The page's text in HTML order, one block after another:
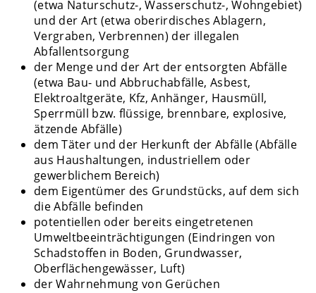
(etwa Naturschutz-, Wasserschutz-, Wohngebiet)
und der Art (etwa oberirdisches Ablagern,
Vergraben, Verbrennen) der illegalen
Abfallentsorgung
der Menge und der Art der entsorgten Abfälle
(etwa Bau- und Abbruchabfälle, Asbest,
Elektroaltgeräte, Kfz, Anhänger, Hausmüll,
Sperrmüll bzw. flüssige, brennbare, explosive,
ätzende Abfälle)
dem Täter und der Herkunft der Abfälle (Abfälle
aus Haushaltungen, industriellem oder
gewerblichem Bereich)
dem Eigentümer des Grundstücks, auf dem sich
die Abfälle befinden
potentiellen oder bereits eingetretenen
Umweltbeeinträchtigungen (Eindringen von
Schadstoffen in Boden, Grundwasser,
Oberflächengewässer, Luft)
der Wahrnehmung von Gerüchen